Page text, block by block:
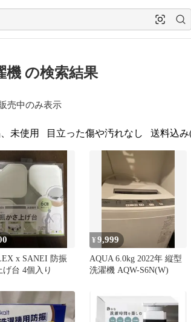
機 の検索結果
売中のみ表示
未使用 目立った傷や汚れなし 送料込
x SANEI 防振
げ台 4個入り
¥9,999
AQUA 6.0kg 2022年 縦型
洗濯機 AQW-S6N(W)